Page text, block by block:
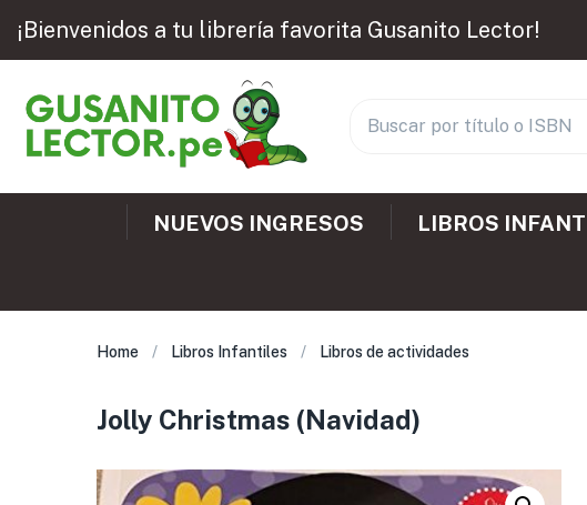
¡Bienvenidos a tu librería favorita Gusanito Lector!
NUEVOS INGRESOS LIBROS
Home Libros Infantiles Libros de actividades
Jolly Christmas (Navidad)